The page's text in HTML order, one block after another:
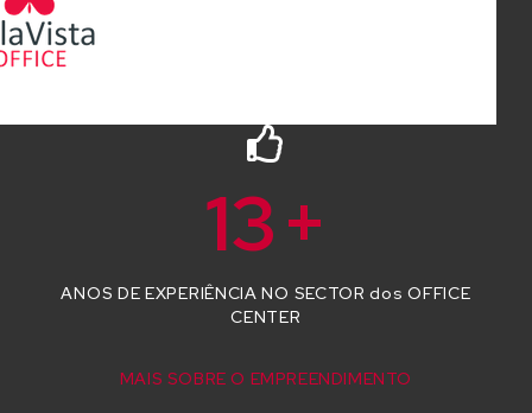
13+
ANOS DE EXPERIÊNCIA NO SECTOR dos OFFICE
CENTER
MAIS SOBRE O EMPREENDIMENTO